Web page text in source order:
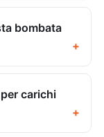
bombata
carichi